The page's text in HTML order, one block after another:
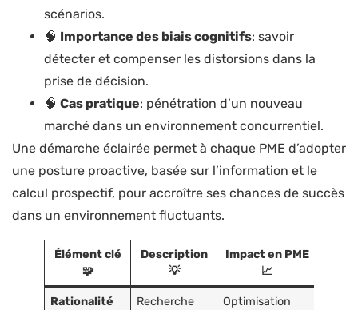
scénarios.
🧠 Importance des biais cognitifs: savoir
détecter et compenser les distorsions dans la
prise de décision.
🧠 Cas pratique: pénétration d’un nouveau
marché dans un environnement concurrentiel.
Une démarche éclairée permet à chaque PME d’adopter
une posture proactive, basée sur l’information et le
calcul prospectif, pour accroître ses chances de succès
dans un environnement fluctuants.
Élément clé
🧩
Description
💡
Impact en PME
📈
Rationalité
Recherche
Optimisation